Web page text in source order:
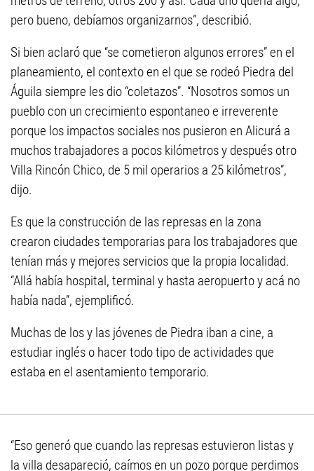
pero bueno, debíamos organizarnos”, describió.
Si bien aclaró que “se cometieron algunos errores” en el
planeamiento, el contexto en el que se rodeó Piedra del
Águila siempre les dio “coletazos”. “Nosotros somos un
pueblo con un crecimiento espontaneo e irreverente
porque los impactos sociales nos pusieron en Alicurá a
muchos trabajadores a pocos kilómetros y después otro
Villa Rincón Chico, de 5 mil operarios a 25 kilómetros”,
dijo.
Es que la construcción de las represas en la zona
crearon ciudades temporarias para los trabajadores que
tenían más y mejores servicios que la propia localidad.
“Allá había hospital, terminal y hasta aeropuerto y acá no
había nada”, ejemplificó.
Muchas de los y las jóvenes de Piedra iban a cine, a
estudiar inglés o hacer todo tipo de actividades que
estaba en el asentamiento temporario.
“Eso generó que cuando las represas estuvieron listas y
la villa desapareció, caímos en un pozo porque perdimos